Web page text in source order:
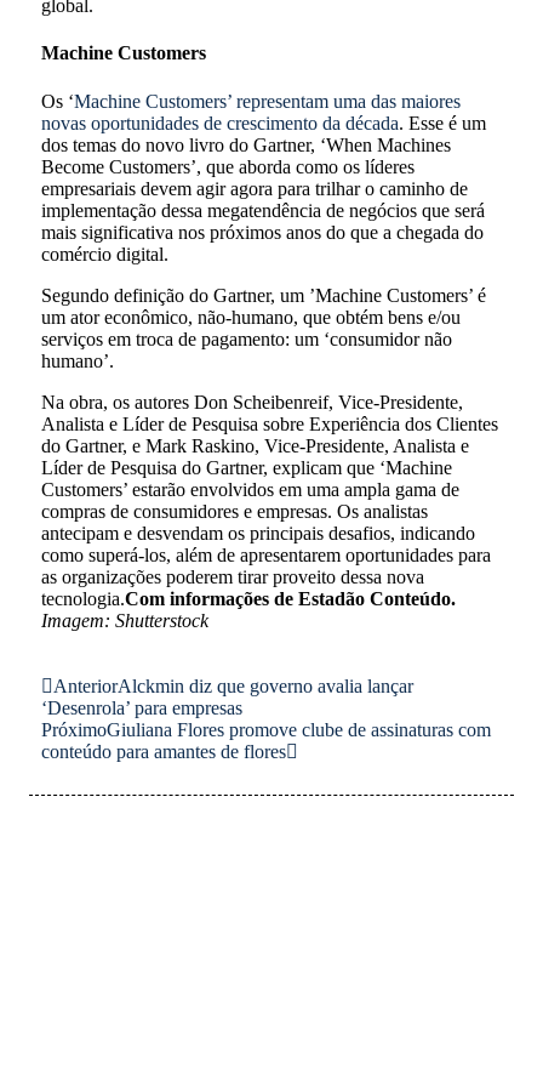
global.
Machine Customers
Os ‘Machine Customers’ representam uma das maiores
novas oportunidades de crescimento da década. Esse é um
dos temas do novo livro do Gartner, ‘When Machines
Become Customers’, que aborda como os líderes
empresariais devem agir agora para trilhar o caminho de
implementação dessa megatendência de negócios que será
mais significativa nos próximos anos do que a chegada do
comércio digital.
Segundo definição do Gartner, um ’Machine Customers’ é
um ator econômico, não-humano, que obtém bens e/ou
serviços em troca de pagamento: um ‘consumidor não
humano’.
Na obra, os autores Don Scheibenreif, Vice-Presidente,
Analista e Líder de Pesquisa sobre Experiência dos Clientes
do Gartner, e Mark Raskino, Vice-Presidente, Analista e
Líder de Pesquisa do Gartner, explicam que ‘Machine
Customers’ estarão envolvidos em uma ampla gama de
compras de consumidores e empresas. Os analistas
antecipam e desvendam os principais desafios, indicando
como superá-los, além de apresentarem oportunidades para
as organizações poderem tirar proveito dessa nova
tecnologia.Com informações de Estadão Conteúdo.
Imagem: Shutterstock
AnteriorAlckmin diz que governo avalia lançar
‘Desenrola’ para empresas
PróximoGiuliana Flores promove clube de assinaturas com
conteúdo para amantes de flores